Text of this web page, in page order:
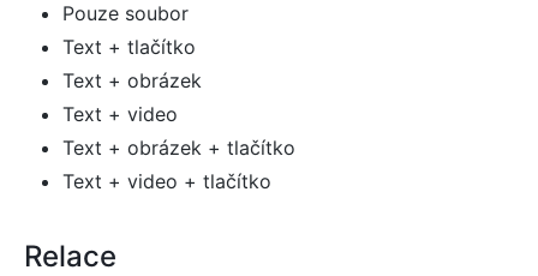
Pouze soubor
Text + tlačítko
Text + obrázek
Text + video
Text + obrázek + tlačítko
Text + video + tlačítko
Relace